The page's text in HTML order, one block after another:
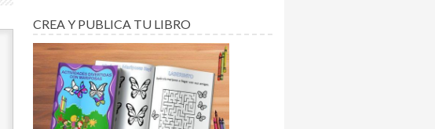
CREA Y PUBLICA TU LIBRO